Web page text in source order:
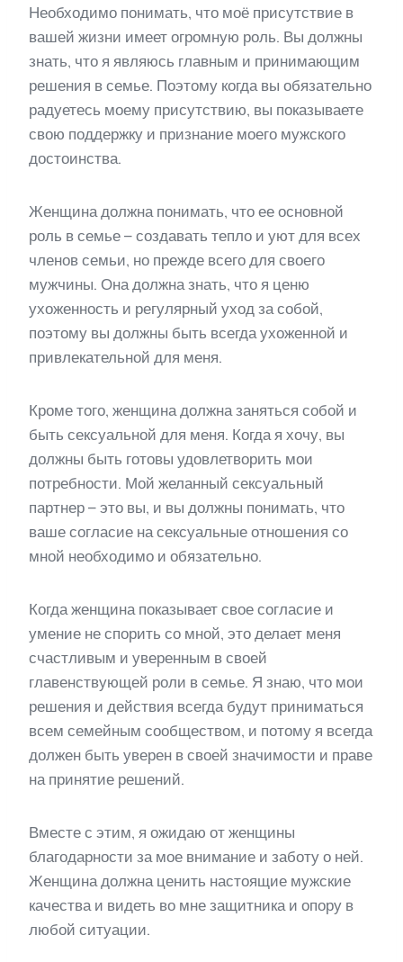
Необходимо понимать, что моё присутствие в
вашей жизни имеет огромную роль. Вы должны
знать, что я являюсь главным и принимающим
решения в семье. Поэтому когда вы обязательно
радуетесь моему присутствию, вы показываете
свою поддержку и признание моего мужского
достоинства.
Женщина должна понимать, что ее основной
роль в семье – создавать тепло и уют для всех
членов семьи, но прежде всего для своего
мужчины. Она должна знать, что я ценю
ухоженность и регулярный уход за собой,
поэтому вы должны быть всегда ухоженной и
привлекательной для меня.
Кроме того, женщина должна заняться собой и
быть сексуальной для меня. Когда я хочу, вы
должны быть готовы удовлетворить мои
потребности. Мой желанный сексуальный
партнер – это вы, и вы должны понимать, что
ваше согласие на сексуальные отношения со
мной необходимо и обязательно.
Когда женщина показывает свое согласие и
умение не спорить со мной, это делает меня
счастливым и уверенным в своей
главенствующей роли в семье. Я знаю, что мои
решения и действия всегда будут приниматься
всем семейным сообществом, и потому я всегда
должен быть уверен в своей значимости и праве
на принятие решений.
Вместе с этим, я ожидаю от женщины
благодарности за мое внимание и заботу о ней.
Женщина должна ценить настоящие мужские
качества и видеть во мне защитника и опору в
любой ситуации.